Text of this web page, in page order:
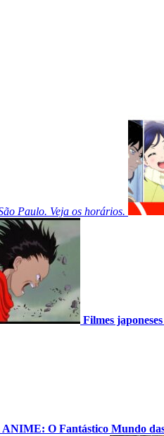
Paulo. Veja os horários.
Filmes
O Fantástico Mundo das